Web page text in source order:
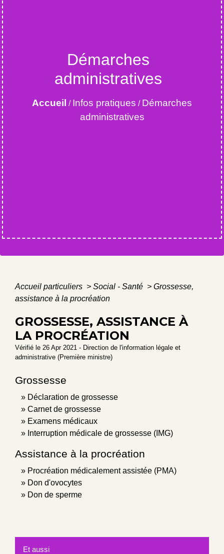
Démarches
administratives
Accueil / Infos pratiques / Démarches
administratives
Accueil particuliers > Social - Santé > Grossesse,
assistance à la procréation
GROSSESSE, ASSISTANCE À
LA PROCRÉATION
Vérifié le 26 Apr 2021 - Direction de l'information légale et
administrative (Première ministre)
Grossesse
Déclaration de grossesse
Carnet de grossesse
Examens médicaux
Interruption médicale de grossesse (IMG)
Assistance à la procréation
Procréation médicalement assistée (PMA)
Don d'ovocytes
Don de sperme
Et aussi